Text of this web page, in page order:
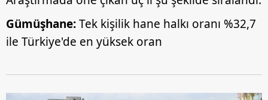
Gümüşhane:Tek kişilik hane halkı oranı %32,7
ile Türkiye'de en yüksek oran